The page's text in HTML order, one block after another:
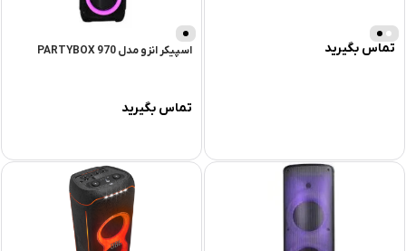
تماس بگیرید اسپیکر انزو مدل PARTYBOX 970
تماس بگیرید